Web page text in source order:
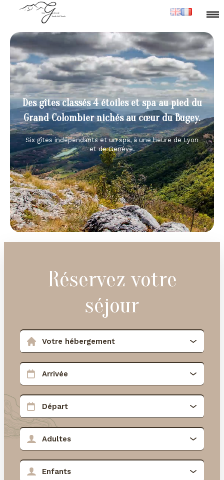
Des gîtes classés 4 étoiles et spa au pied du
Grand Colombier nichés au cœur du Bugey.
Six gîtes indépendants et un spa, à une heure de Lyon
et de Genève.
Réservez votre
séjour